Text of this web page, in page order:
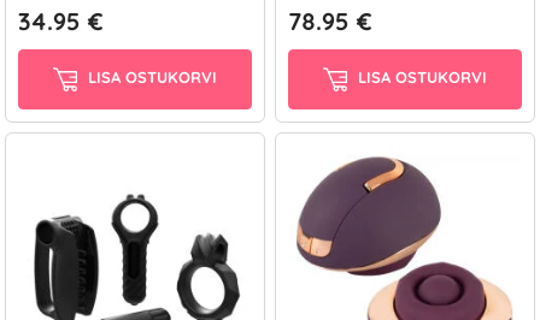
34.95 €
LISA OSTUKORVI
78.95 €
LISA OSTUKORVI